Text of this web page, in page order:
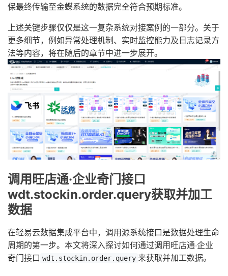
保最终传输至金蝶系统的数据完全符合预期标准。
上述关键步骤仅仅是这一复杂系统对接案例的一部分。关于
更多细节，例如异常处理机制、实时监控能力及日志记录方
法等内容，将在随后的章节中进一步展开。
调用旺店通·企业奇门接口
wdt.stockin.order.query获取并加工
数据
在轻易云数据集成平台中，调用源系统接口是数据处理生命
周期的第一步。本文将深入探讨如何通过调用旺店通·企业
奇门接口 wdt.stockin.order.query 来获取并加工数据。